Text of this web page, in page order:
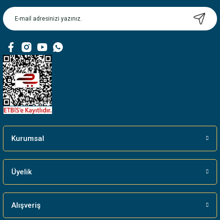
Ürün açıklamasında eksik bilgiler bulunuyor.
Ürün bilgilerinde hatalar bulunuyor.
Bu ürüne benzer farklı alternatifler olmalı.
Kurumsal
Üyelik
Alışveriş